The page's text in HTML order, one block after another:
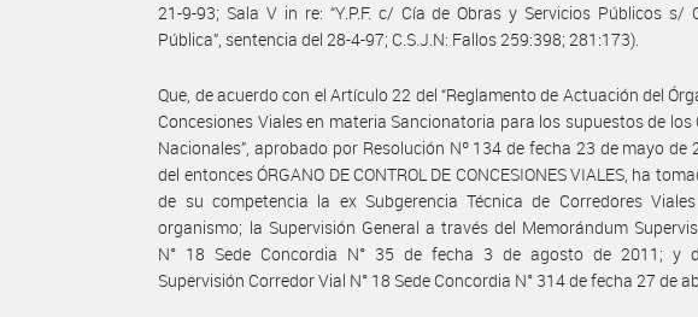
21-9-93; Sala V in re: “Y.P.F. c/ Cía de Obras y Servicios Públicos s/
Pública”, sentencia del 28-4-97; C.S.J.N: Fallos 259:398; 281:173).
Que, de acuerdo con el Artículo 22 del “Reglamento de Actuación del
Concesiones Viales en materia Sancionatoria para los supuestos de los
Nacionales”, aprobado por Resolución Nº 134 de fecha 23 de mayo de
del entonces ÓRGANO DE CONTROL DE CONCESIONES VIALES, ha
de su competencia la ex Subgerencia Técnica de Corredores
organismo; la Supervisión General a través del Memorándum
N° 18 Sede Concordia N° 35 de fecha 3 de agosto de 2011; y
Supervisión Corredor Vial N° 18 Sede Concordia N° 314 de fecha 27 de